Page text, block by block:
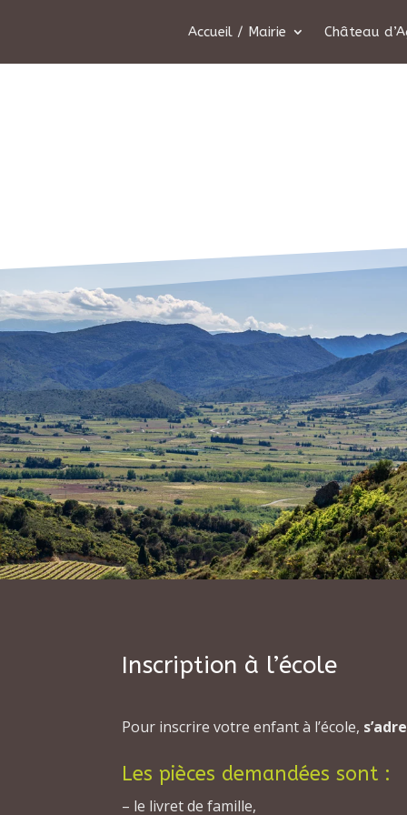
Accueil / Mairie Château
Inscription à l’école
Pour inscrire votre enfant à l’école,
Les pièces demandées sont :
– le livret de famille,